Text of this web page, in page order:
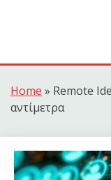
Home » Remote
αντίμετρα